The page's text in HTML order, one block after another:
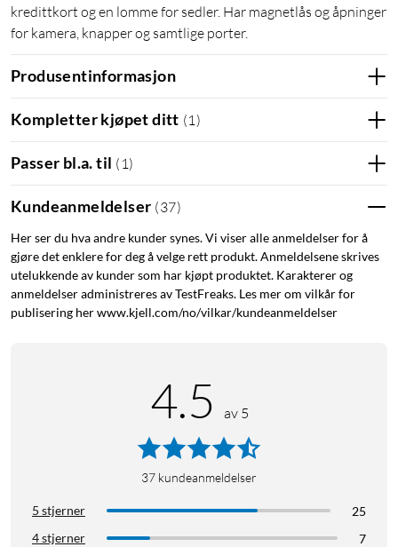
kredittkort og en lomme for sedler. Har magnetlås og åpninger
for kamera, knapper og samtlige porter.
Produsentinformasjon
Kompletter kjøpet ditt (1)
Passer bl.a. til ( 1)
Kundeanmeldelser (37)
Her ser du hva andre kunder synes. Vi viser alle anmeldelser for å
gjøre det enklere for deg å velge rett produkt. Anmeldelsene skrives
utelukkende av kunder som har kjøpt produktet. Karakterer og
anmeldelser administreres av TestFreaks. Les mer om vilkår for
publisering her www.kjell.com/no/vilkar/kundeanmeldelser
4.5 av 5
37 kundeanmeldelser
5 stjerner
25
4 stjerner
7